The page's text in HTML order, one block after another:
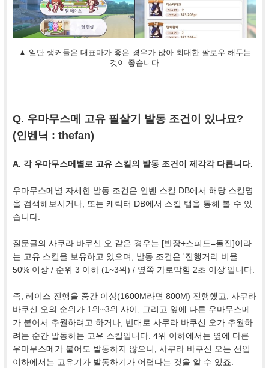
▲ 일단 랭커들은 대표마가 좋은 경우가 많아 최대한 팔로우 해두는
것이 좋습니다
Q. 우마무스메 고유 필살기 발동 조건이 있나요?
(인벤닉 : thefan)
A. 각 우마무스메별로 고유 스킬의 발동 조건이 제각각 다릅니다.
우마무스메별 자세한 발동 조건은 인벤 스킬 DB에서 해당 스킬명
을 검색해보시거나, 또는 캐릭터 DB에서 스킬 탭을 통해 볼 수 있
습니다.
질문글의 사쿠라 바쿠신 오 같은 경우는 [반장+스피드=돌진]이라
는 고유 스킬을 보유하고 있으며, 발동 조건은 '진행거리 비율
50% 이상 / 순위 3 이하 (1~3위) / 옆쪽 가로막힘 2초 이상'입니다.
즉, 레이스 진행을 중간 이상(1600M라면 800M) 진행했고, 사쿠라
바쿠신 오의 순위가 1위~3위 사이, 그리고 옆에 다른 우마무스메
가 붙어서 추월하려고 하거나, 반대로 사쿠라 바쿠신 오가 추월하
려는 순간 발동하는 고유 스킬입니다. 4위 이하에서는 옆에 다른
우마무스메가 붙어도 발동하지 않으니, 사쿠라 바쿠신 오는 선입
이하에서는 고유기가 발동하기가 어렵다는 것을 알 수 있죠.